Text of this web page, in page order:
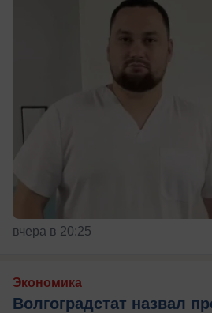
вчера в 20:25
Экономика
Волгоградстат назвал